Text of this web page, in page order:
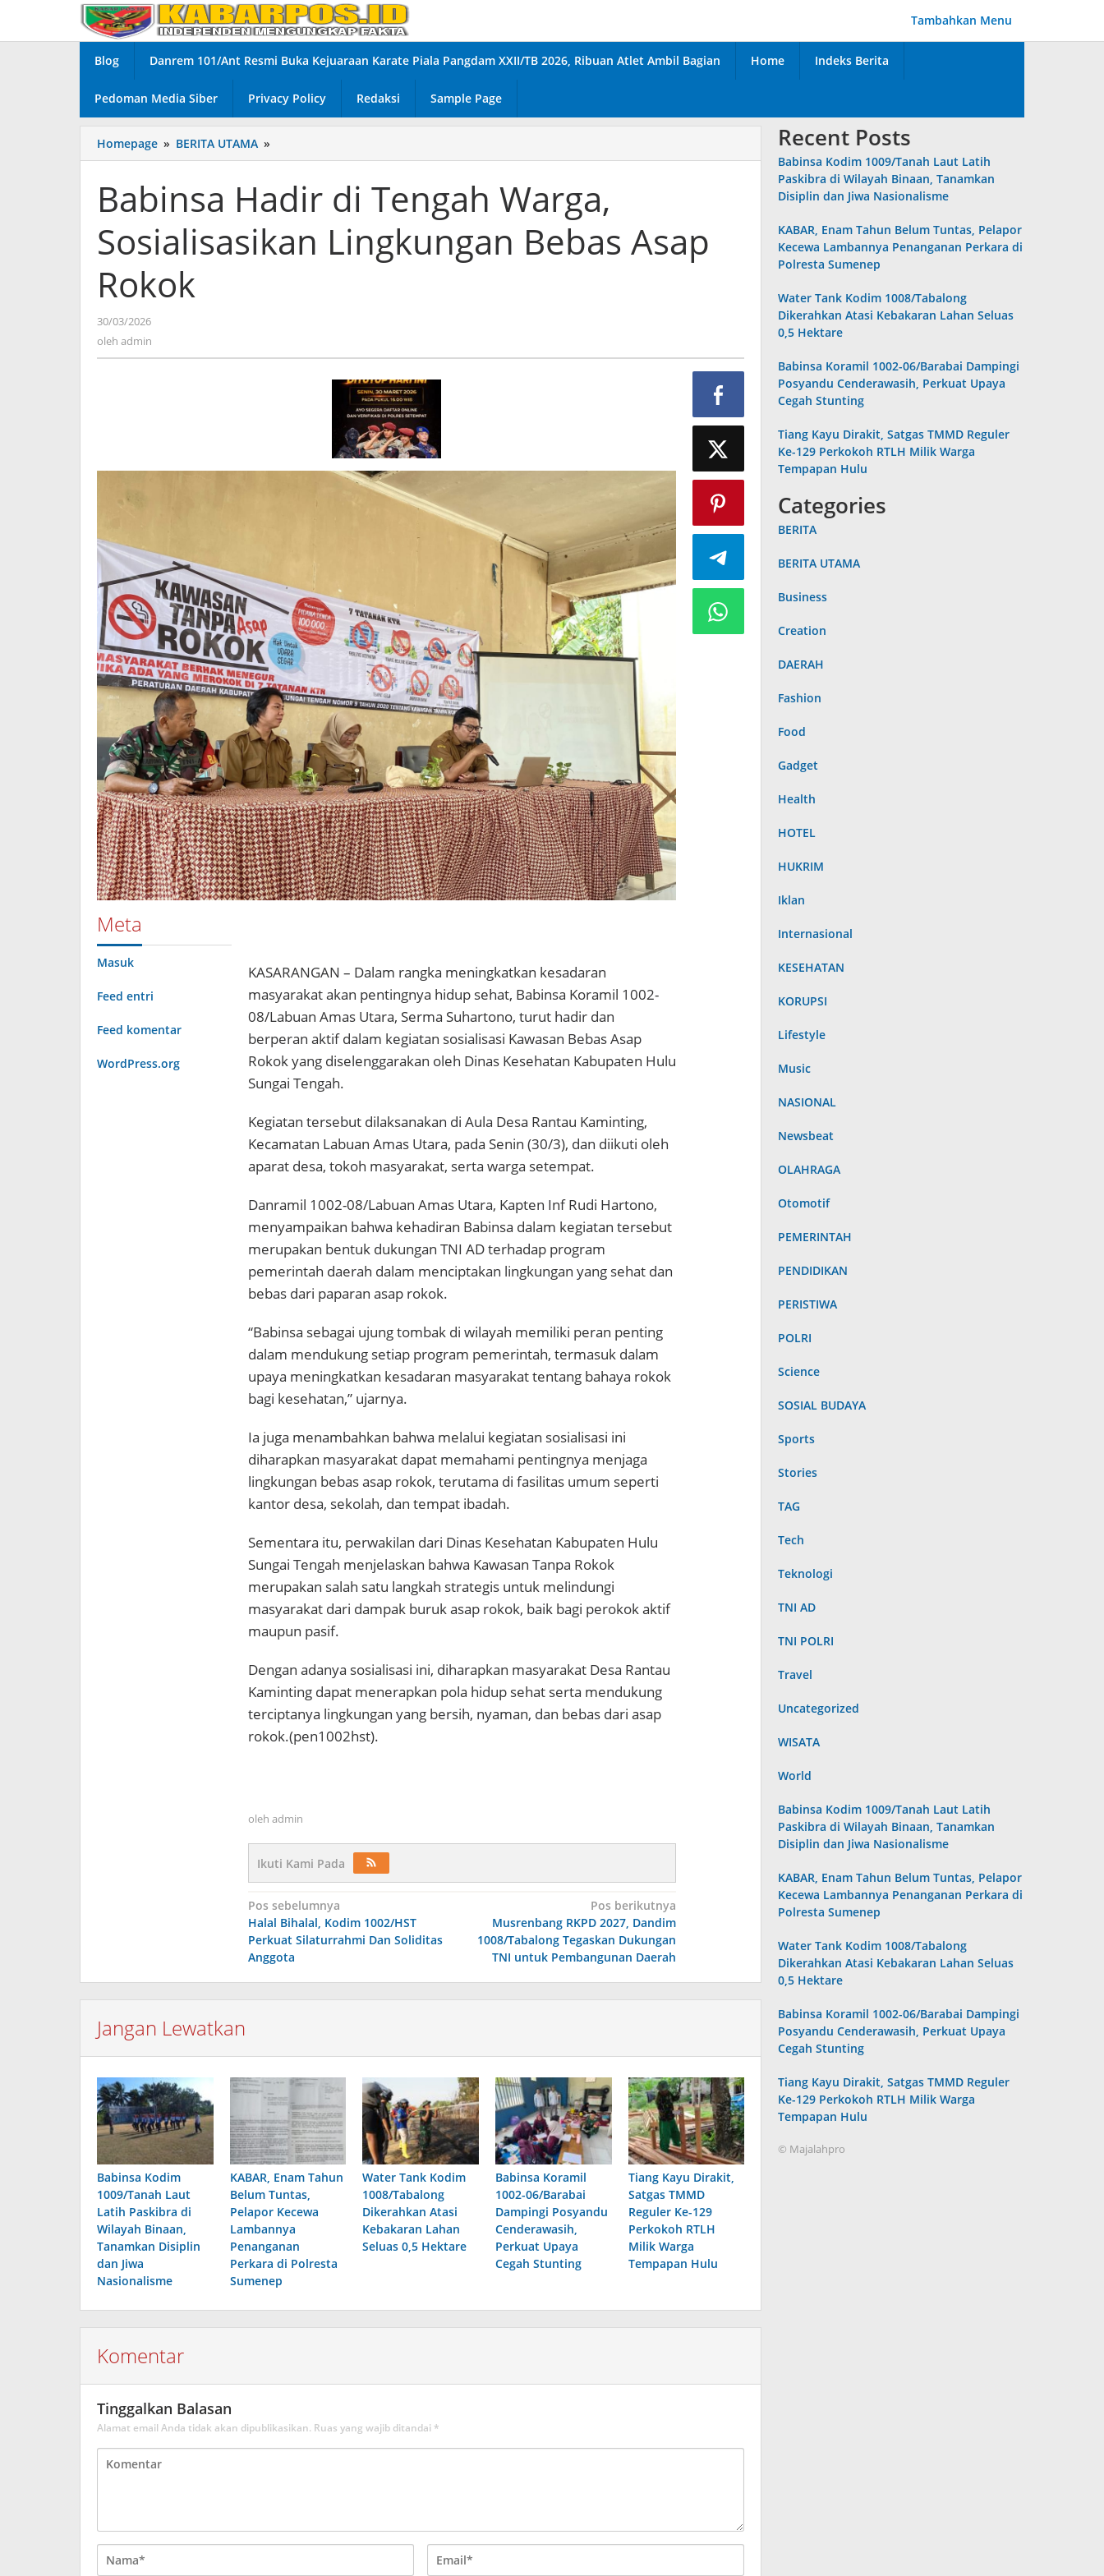
konten
Tambahkan Menu
Blog Danrem 101/Ant Resmi Buka Kejuaraan Karate Piala Pangdam XXII/TB 2026, Ribuan Atlet Ambil Bagian Home Indeks Berita
Pedoman Media Siber Privacy Policy Redaksi Sample Page
Homepage » BERITA UTAMA »
Hadir
Tengah
Warga,
Sosialisasikan
Lingkungan
Babinsa Hadir di Tengah Warga,
Sosialisasikan Lingkungan Bebas Asap
Rokok
30/03/2026
oleh admin
Meta
Masuk
Feed entri
Feed komentar
WordPress.org
KASARANGAN – Dalam rangka meningkatkan kesadaran
masyarakat akan pentingnya hidup sehat, Babinsa Koramil 1002-
08/Labuan Amas Utara, Serma Suhartono, turut hadir dan
berperan aktif dalam kegiatan sosialisasi Kawasan Bebas Asap
Rokok yang diselenggarakan oleh Dinas Kesehatan Kabupaten Hulu
Sungai Tengah.
Kegiatan tersebut dilaksanakan di Aula Desa Rantau Kaminting,
Kecamatan Labuan Amas Utara, pada Senin (30/3), dan diikuti oleh
aparat desa, tokoh masyarakat, serta warga setempat.
Danramil 1002-08/Labuan Amas Utara, Kapten Inf Rudi Hartono,
menyampaikan bahwa kehadiran Babinsa dalam kegiatan tersebut
merupakan bentuk dukungan TNI AD terhadap program
pemerintah daerah dalam menciptakan lingkungan yang sehat dan
bebas dari paparan asap rokok.
“Babinsa sebagai ujung tombak di wilayah memiliki peran penting
dalam mendukung setiap program pemerintah, termasuk dalam
upaya meningkatkan kesadaran masyarakat tentang bahaya rokok
bagi kesehatan,” ujarnya.
Ia juga menambahkan bahwa melalui kegiatan sosialisasi ini
diharapkan masyarakat dapat memahami pentingnya menjaga
lingkungan bebas asap rokok, terutama di fasilitas umum seperti
kantor desa, sekolah, dan tempat ibadah.
Sementara itu, perwakilan dari Dinas Kesehatan Kabupaten Hulu
Sungai Tengah menjelaskan bahwa Kawasan Tanpa Rokok
merupakan salah satu langkah strategis untuk melindungi
masyarakat dari dampak buruk asap rokok, baik bagi perokok aktif
maupun pasif.
Dengan adanya sosialisasi ini, diharapkan masyarakat Desa Rantau
Kaminting dapat menerapkan pola hidup sehat serta mendukung
terciptanya lingkungan yang bersih, nyaman, dan bebas dari asap
rokok.(pen1002hst).
oleh admin
Ikuti Kami Pada
Navigasi
pos
Pos sebelumnya
Halal Bihalal, Kodim 1002/HST
Perkuat Silaturrahmi Dan Soliditas
Anggota
Pos berikutnya
Musrenbang RKPD 2027, Dandim
1008/Tabalong Tegaskan Dukungan
TNI untuk Pembangunan Daerah
Jangan Lewatkan
Babinsa Kodim
1009/Tanah Laut
Latih Paskibra di
Wilayah Binaan,
Tanamkan Disiplin
dan Jiwa
Nasionalisme
KABAR, Enam Tahun
Belum Tuntas,
Pelapor Kecewa
Lambannya
Penanganan
Perkara di Polresta
Sumenep
Water Tank Kodim
1008/Tabalong
Dikerahkan Atasi
Kebakaran Lahan
Seluas 0,5 Hektare
Babinsa Koramil
1002-06/Barabai
Dampingi Posyandu
Cenderawasih,
Perkuat Upaya
Cegah Stunting
Tiang Kayu Dirakit,
Satgas TMMD
Reguler Ke-129
Perkokoh RTLH
Milik Warga
Tempapan Hulu
Komentar
Tinggalkan Balasan
Alamat email Anda tidak akan dipublikasikan. Ruas yang wajib ditandai *
Recent Posts
Babinsa Kodim 1009/Tanah Laut Latih
Paskibra di Wilayah Binaan, Tanamkan
Disiplin dan Jiwa Nasionalisme
KABAR, Enam Tahun Belum Tuntas, Pelapor
Kecewa Lambannya Penanganan Perkara di
Polresta Sumenep
Water Tank Kodim 1008/Tabalong
Dikerahkan Atasi Kebakaran Lahan Seluas
0,5 Hektare
Babinsa Koramil 1002-06/Barabai Dampingi
Posyandu Cenderawasih, Perkuat Upaya
Cegah Stunting
Tiang Kayu Dirakit, Satgas TMMD Reguler
Ke-129 Perkokoh RTLH Milik Warga
Tempapan Hulu
Categories
BERITA
BERITA UTAMA
Business
Creation
DAERAH
Fashion
Food
Gadget
Health
HOTEL
HUKRIM
Iklan
Internasional
KESEHATAN
KORUPSI
Lifestyle
Music
NASIONAL
Newsbeat
OLAHRAGA
Otomotif
PEMERINTAH
PENDIDIKAN
PERISTIWA
POLRI
Science
SOSIAL BUDAYA
Sports
Stories
TAG
Tech
Teknologi
TNI AD
TNI POLRI
Travel
Uncategorized
WISATA
World
Babinsa Kodim 1009/Tanah Laut Latih
Paskibra di Wilayah Binaan, Tanamkan
Disiplin dan Jiwa Nasionalisme
KABAR, Enam Tahun Belum Tuntas, Pelapor
Kecewa Lambannya Penanganan Perkara di
Polresta Sumenep
Water Tank Kodim 1008/Tabalong
Dikerahkan Atasi Kebakaran Lahan Seluas
0,5 Hektare
Babinsa Koramil 1002-06/Barabai Dampingi
Posyandu Cenderawasih, Perkuat Upaya
Cegah Stunting
Tiang Kayu Dirakit, Satgas TMMD Reguler
Ke-129 Perkokoh RTLH Milik Warga
Tempapan Hulu
© Majalahpro